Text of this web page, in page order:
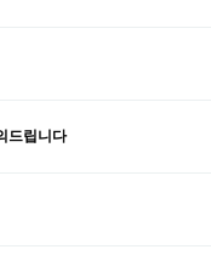
드립니다